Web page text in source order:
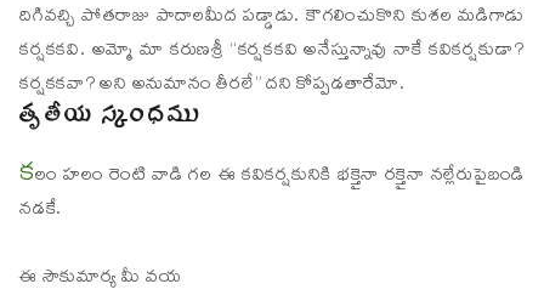
దిగివచ్చి పోతరాజు పాదాలమీద పడ్డాడు. కౌగలించుకొని కుశల మడిగాడు
కర్షకకవి. అమ్మో మా కరుణశ్రీ “కర్షకకవి అనేస్తున్నావు నాకే కవికర్షకుడా?
కర్షకకవా? అని అనుమానం తీరలే” దని కోప్పడతారేమో.
తృతీయ స్కంధము
కలం హలం రెంటి వాడి గల ఈ కవికర్షకునికి భక్తైనా రక్తైనా నల్లేరుపైబండి
నడకే.
ఈ సౌకుమార్య మీ వయ